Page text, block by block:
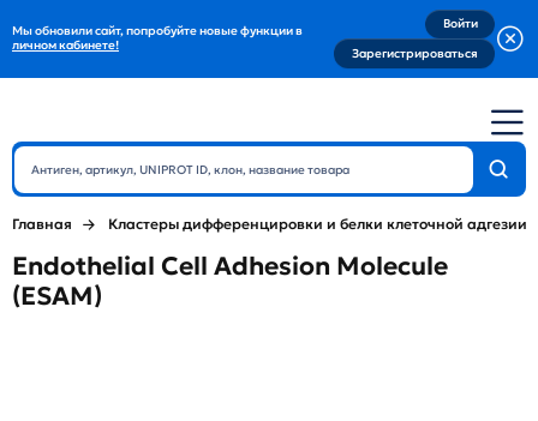
Мы обновили сайт, попробуйте новые функции в
личном кабинете!
Войти
Зарегистрироваться
Главная Кластеры дифференцировки и белки клеточной адгезии
Endothelial Cell Adhesion Molecule
(ESAM)